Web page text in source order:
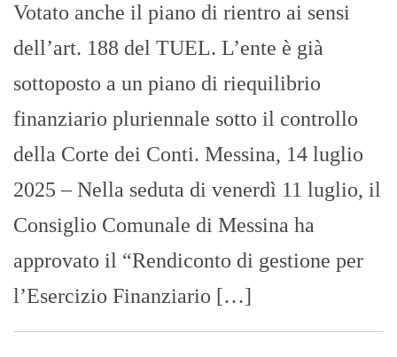
Votato anche il piano di rientro ai sensi
dell’art. 188 del TUEL. L’ente è già
sottoposto a un piano di riequilibrio
finanziario pluriennale sotto il controllo
della Corte dei Conti. Messina, 14 luglio
2025 – Nella seduta di venerdì 11 luglio, il
Consiglio Comunale di Messina ha
approvato il “Rendiconto di gestione per
l’Esercizio Finanziario […]